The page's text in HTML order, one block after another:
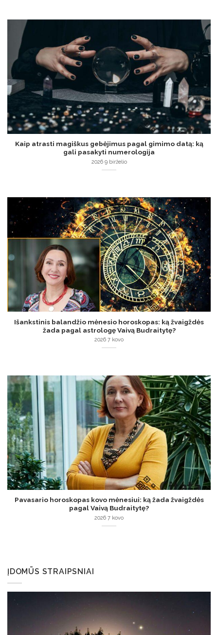
Kaip atrasti magiškus gebėjimus pagal gimimo datą: ką
gali pasakyti numerologija
2026 9 birželio
Išankstinis balandžio mėnesio horoskopas: ką žvaigždės
žada pagal astrologę Vaivą Budraitytę?
2026 7 kovo
Pavasario horoskopas kovo mėnesiui: ką žada žvaigždės
pagal Vaivą Budraitytę?
2026 7 kovo
ĮDOMŪS STRAIPSNIAI